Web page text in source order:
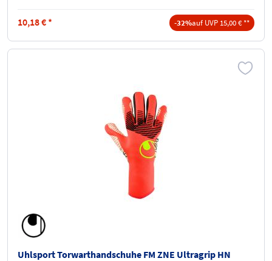
10,18€ * -32%auf UVP 15,00 € **
Uhlsport Torwarthandschuhe FM ZNE Ultragrip HN